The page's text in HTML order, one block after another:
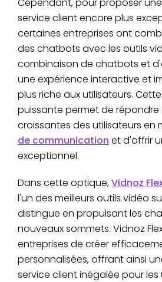
service client encore plus
certaines entreprises ont
des chatbots avec les outils
combinaison de chatbots et
une expérience interactive et
plus riche aux utilisateurs.
puissante permet de
croissantes des utilisateurs en
de communication et d'offrir
exceptionnel.
Dans cette optique,Vidnoz
l'un des meilleurs outils vidéo
distingue en propulsant les
nouveaux sommets. Vidnoz
entreprises de créer
personnalisées, offrant ainsi
service client inégalée pour les